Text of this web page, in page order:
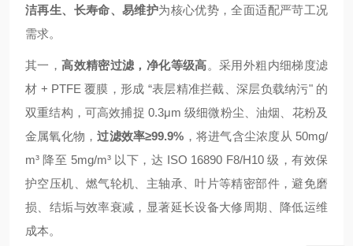
洁再生、长寿命、易维护为核心优势，全面适配严苛工况
需求。
其一，高效精密过滤，净化等级高。采用外粗内细梯度滤
材 + PTFE 覆膜，形成 “表层精准拦截、深层负载纳污" 的
双重结构，可高效捕捉 0.3μm 级细微粉尘、油烟、花粉及
金属氧化物，过滤效率≥99.9% ，将进气含尘浓度从 50mg/
m³ 降至 5mg/m³ 以下，达 ISO 16890 F8/H10 级，有效保
护空压机、燃气轮机、主轴承、叶片等精密部件，避免磨
损、结垢与效率衰减，显著延长设备大修周期、降低运维
成本。